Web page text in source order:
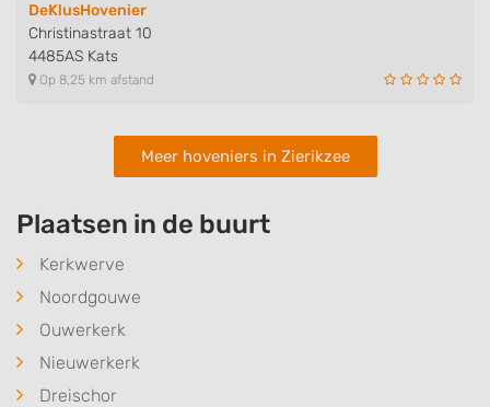
DeKlusHovenier
Christinastraat 10
4485AS Kats
Op 8,25 km afstand
Meer hoveniers in Zierikzee
Plaatsen in de buurt
Kerkwerve
Noordgouwe
Ouwerkerk
Nieuwerkerk
Dreischor